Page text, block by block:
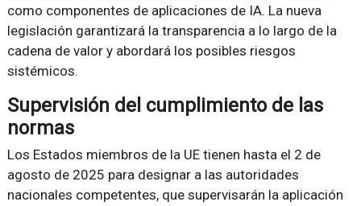
como componentes de aplicaciones de IA. La nueva
legislación garantizará la transparencia a lo largo de la
cadena de valor y abordará los posibles riesgos
sistémicos.
Supervisión del cumplimiento de las
normas
Los Estados miembros de la UE tienen hasta el 2 de
agosto de 2025 para designar a las autoridades
nacionales competentes, que supervisarán la aplicación